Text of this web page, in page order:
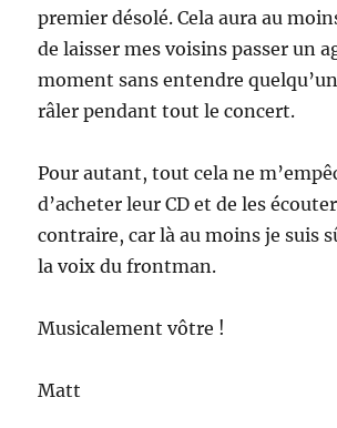
premier désolé. Cela aura au
de laisser mes voisins passer un
moment sans entendre
râler pendant tout le concert.
Pour autant, tout cela ne
d’acheter leur CD et de les
contraire, car là au moins je suis
la voix du frontman.
Musicalement vôtre !
Matt